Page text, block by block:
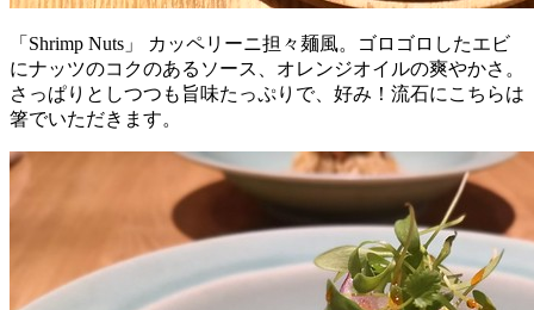
「Shrimp Nuts」 カッペリーニ担々麺風。ゴロゴロしたエビ
にナッツのコクのあるソース、オレンジオイルの爽やかさ。
さっぱりとしつつも旨味たっぷりで、好み！流石にこちらは
箸でいただきます。